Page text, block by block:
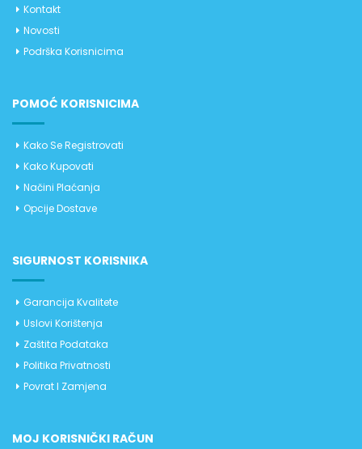
Kontakt
Novosti
Podrška Korisnicima
POMOĆ KORISNICIMA
Kako Se Registrovati
Kako Kupovati
Načini Plaćanja
Opcije Dostave
SIGURNOST KORISNIKA
Garancija Kvalitete
Uslovi Korištenja
Zaštita Podataka
Politika Privatnosti
Povrat I Zamjena
MOJ KORISNIČKI RAČUN